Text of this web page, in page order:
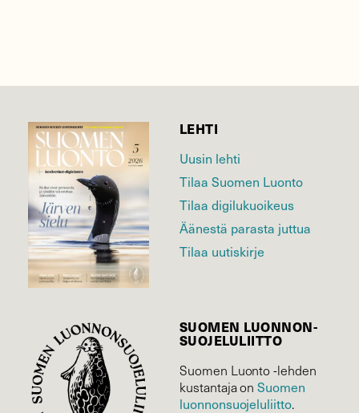
LEHTI
Uusin lehti
Tilaa Suomen Luonto
Tilaa digilukuoikeus
Äänestä parasta juttua
Tilaa uutiskirje
SUOMEN LUONNON­
SUOJELU­LIITTO
Suomen Luonto -lehden
kustantaja onSuomen
luonnonsuojelu­liitto.